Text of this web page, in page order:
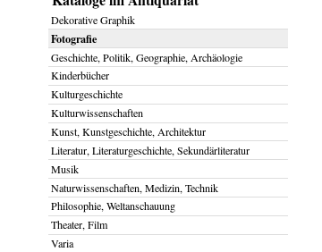
Dekorative Graphik
Fotografie
Geschichte, Politik, Geographie, Archäologie
Kinderbücher
Kulturgeschichte
Kulturwissenschaften
Kunst, Kunstgeschichte, Architektur
Literatur, Literaturgeschichte, Sekundärliteratur
Musik
Naturwissenschaften, Medizin, Technik
Philosophie, Weltanschauung
Theater, Film
Varia